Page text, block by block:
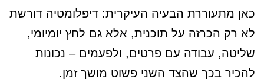
כאן מתעוררת הבעיה העיקרית: דיפלומטיה דורשת
לא רק הכרזה על תוכנית, אלא גם לחץ יומיומי,
שליטה, עבודה עם פרטים, ולפעמים – נכונות
להכיר בכך שהצד השני פשוט מושך זמן.